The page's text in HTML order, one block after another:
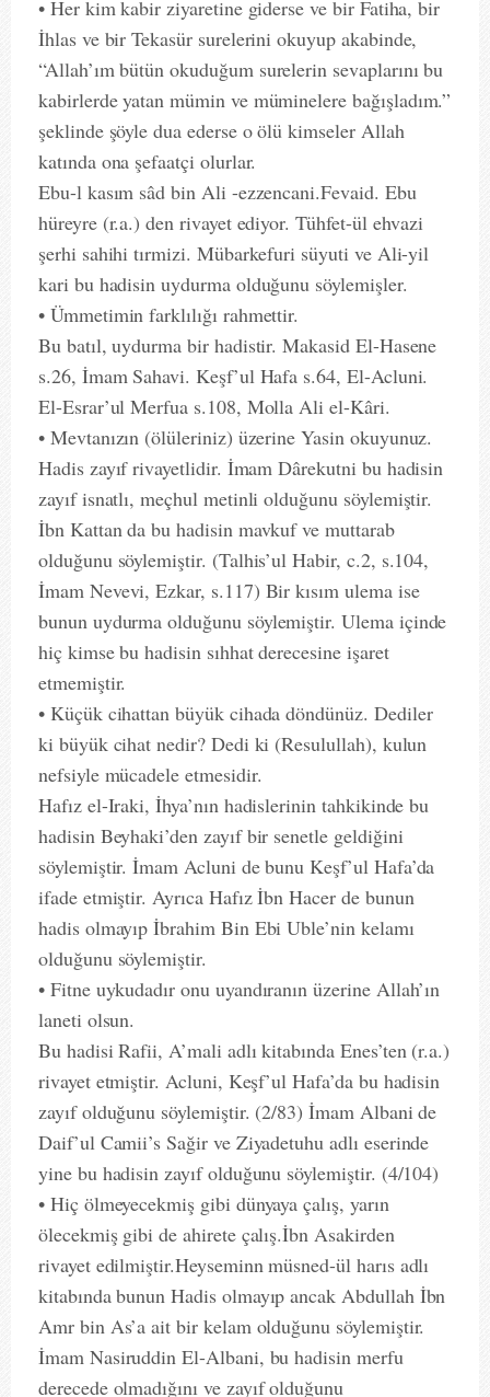
• Her kim kabir ziyaretine giderse ve bir Fatiha, bir
İhlas ve bir Tekasür surelerini okuyup akabinde,
“Allah’ım bütün okuduğum surelerin sevaplarını bu
kabirlerde yatan mümin ve müminelere bağışladım.”
şeklinde şöyle dua ederse o ölü kimseler Allah
katında ona şefaatçi olurlar.
Ebu-l kasım sâd bin Ali -ezzencani.Fevaid. Ebu
hüreyre (r.a.) den rivayet ediyor. Tühfet-ül ehvazi
şerhi sahihi tırmizi. Mübarkefuri süyuti ve Ali-yil
kari bu hadisin uydurma olduğunu söylemişler.
• Ümmetimin farklılığı rahmettir.
Bu batıl, uydurma bir hadistir. Makasid El-Hasene
s.26, İmam Sahavi. Keşf’ul Hafa s.64, El-Acluni.
El-Esrar’ul Merfua s.108, Molla Ali el-Kâri.
• Mevtanızın (ölüleriniz) üzerine Yasin okuyunuz.
Hadis zayıf rivayetlidir. İmam Dârekutni bu hadisin
zayıf isnatlı, meçhul metinli olduğunu söylemiştir.
İbn Kattan da bu hadisin mavkuf ve muttarab
olduğunu söylemiştir. (Talhis’ul Habir, c.2, s.104,
İmam Nevevi, Ezkar, s.117) Bir kısım ulema ise
bunun uydurma olduğunu söylemiştir. Ulema içinde
hiç kimse bu hadisin sıhhat derecesine işaret
etmemiştir.
• Küçük cihattan büyük cihada döndünüz. Dediler
ki büyük cihat nedir? Dedi ki (Resulullah), kulun
nefsiyle mücadele etmesidir.
Hafız el-Iraki, İhya’nın hadislerinin tahkikinde bu
hadisin Beyhaki’den zayıf bir senetle geldiğini
söylemiştir. İmam Acluni de bunu Keşf’ul Hafa’da
ifade etmiştir. Ayrıca Hafız İbn Hacer de bunun
hadis olmayıp İbrahim Bin Ebi Uble’nin kelamı
olduğunu söylemiştir.
• Fitne uykudadır onu uyandıranın üzerine Allah’ın
laneti olsun.
Bu hadisi Rafii, A’mali adlı kitabında Enes’ten (r.a.)
rivayet etmiştir. Acluni, Keşf’ul Hafa’da bu hadisin
zayıf olduğunu söylemiştir. (2/83) İmam Albani de
Daif’ul Camii’s Sağir ve Ziyadetuhu adlı eserinde
yine bu hadisin zayıf olduğunu söylemiştir. (4/104)
• Hiç ölmeyecekmiş gibi dünyaya çalış, yarın
ölecekmiş gibi de ahirete çalış.İbn Asakirden
rivayet edilmiştir.Heyseminn müsned-ül harıs adlı
kitabında bunun Hadis olmayıp ancak Abdullah İbn
Amr bin As’a ait bir kelam olduğunu söylemiştir.
İmam Nasiruddin El-Albani, bu hadisin merfu
derecede olmadığını ve zayıf olduğunu